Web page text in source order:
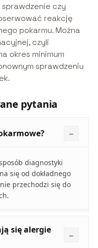
czy
reakcję
pokarmu. Można
czyli
okres minimum
sprawdzeniu
pytania
diagnostyki
się od dokładnego
przechodzi się do
się alergie